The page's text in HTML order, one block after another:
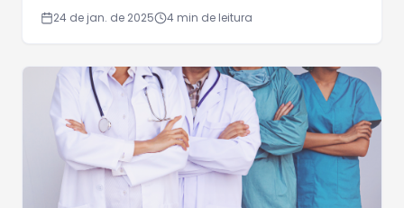
24 de jan. de 2025 4 min de leitura